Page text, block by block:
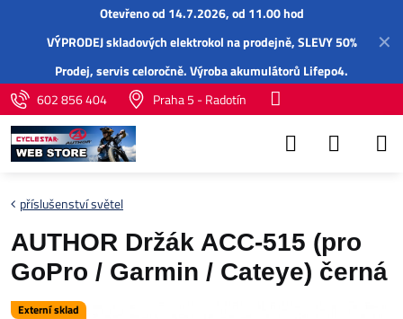
✕
Otevřeno od 14.7.2026, od 11.00 hod
VÝPRODEJ skladových elektrokol na prodejně, SLEVY 50%
Prodej,servisceloročně.Výroba akumulátorů Lifepo4.
602 856 404
Praha 5 - Radotín
Externí sklad
příslušenství světel
AUTHOR Držák ACC-515 (pro
GoPro / Garmin / Cateye) černá